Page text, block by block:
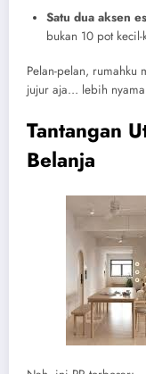
Satu dua aksen
bukan 10 pot kecil-
Pelan-pelan,
jujur aja… lebih
Tantangan
Belanja